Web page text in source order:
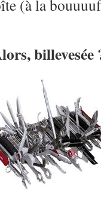
(à la
billevesée